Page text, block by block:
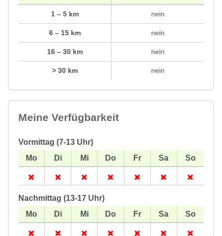
1 – 5 km
6 – 15 km
16 – 30 km
> 30 km
nein
nein
nein
nein
Meine Verfügbarkeit
Vormittag (7-13 Uhr)
Nachmittag (13-17 Uhr)